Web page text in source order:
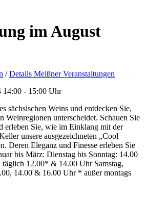
im August
/ Details Meißner Veranstaltungen
14:00 - 15:00 Uhr
sächsischen Weins und entdecken Sie,
Weinregionen unterscheidet. Schauen Sie
erleben Sie, wie im Einklang mit der
unsere ausgezeichneten „Cool
Deren Eleganz und Finesse erleben Sie
bis März: Dienstag bis Sonntag: 14.00
12.00* & 14.00 Uhr Samstag,
14.00 & 16.00 Uhr * außer montags